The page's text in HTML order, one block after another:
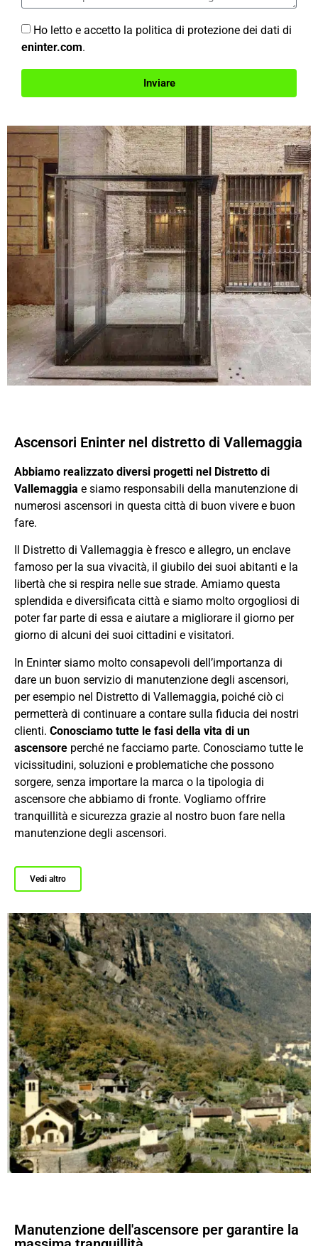
Ho letto e accetto la politica di protezione dei dati di
eninter.com.
Inviare
Ascensori Eninter nel distretto di Vallemaggia
Abbiamo realizzato diversi progetti nel Distretto di
Vallemaggia e siamo responsabili della manutenzione di
numerosi ascensori in questa città di buon vivere e buon
fare.
Il Distretto di Vallemaggia è fresco e allegro, un enclave
famoso per la sua vivacità, il giubilo dei suoi abitanti e la
libertà che si respira nelle sue strade. Amiamo questa
splendida e diversificata città e siamo molto orgogliosi di
poter far parte di essa e aiutare a migliorare il giorno per
giorno di alcuni dei suoi cittadini e visitatori.
In Eninter siamo molto consapevoli dell’importanza di
dare un buon servizio di manutenzione degli ascensori,
per esempio nel Distretto di Vallemaggia, poiché ciò ci
permetterà di continuare a contare sulla fiducia dei nostri
clienti. Conosciamo tutte le fasi della vita di un
ascensore perché ne facciamo parte. Conosciamo tutte le
vicissitudini, soluzioni e problematiche che possono
sorgere, senza importare la marca o la tipologia di
ascensore che abbiamo di fronte. Vogliamo offrire
tranquillità e sicurezza grazie al nostro buon fare nella
manutenzione degli ascensori.
Vedi altro
Manutenzione dell'ascensore per garantire la